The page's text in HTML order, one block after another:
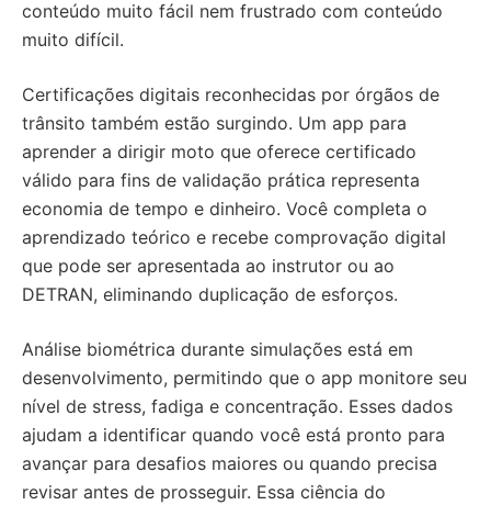
conteúdo muito fácil nem frustrado com conteúdo
muito difícil.
Certificações digitais reconhecidas por órgãos de
trânsito também estão surgindo. Um app para
aprender a dirigir moto que oferece certificado
válido para fins de validação prática representa
economia de tempo e dinheiro. Você completa o
aprendizado teórico e recebe comprovação digital
que pode ser apresentada ao instrutor ou ao
DETRAN, eliminando duplicação de esforços.
Análise biométrica durante simulações está em
desenvolvimento, permitindo que o app monitore seu
nível de stress, fadiga e concentração. Esses dados
ajudam a identificar quando você está pronto para
avançar para desafios maiores ou quando precisa
revisar antes de prosseguir. Essa ciência do